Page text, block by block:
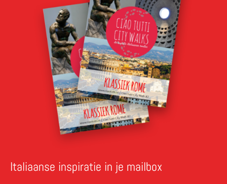
Italiaanse inspiratie in je mailbox